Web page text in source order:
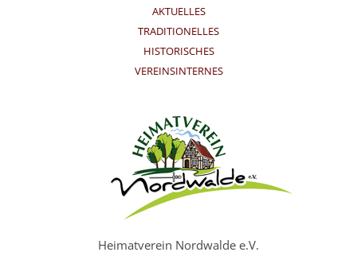
AKTUELLES
TRADITIONELLES
HISTORISCHES
VEREINSINTERNES
Heimatverein Nordwalde e.V.